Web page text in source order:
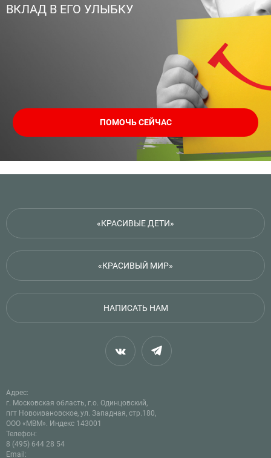
ВКЛАД В ЕГО УЛЫБКУ
ПОМОЧЬ СЕЙЧАС
«КРАСИВЫЕ ДЕТИ»
«КРАСИВЫЙ МИР»
НАПИСАТЬ НАМ
Адрес:
г. Московская область, г.о. Одинцовский,
пгт Новоивановское, ул. Западная, стр.180,
ООО «МВМ». Индекс 143001
Телефон:
8 (495) 644 28 54
Email: